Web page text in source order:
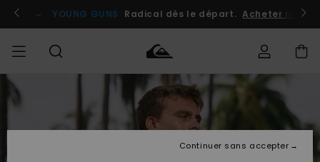
l'information
le
Se connecter / s'inscrire
YOUNG GUNS Radical dès le départ. Acheter
Vêtements
Vêtements
Shop
Surf
Homme
Snow
Homme
Outlet
Homme
Accéder à
commande
Continuer sans accepter